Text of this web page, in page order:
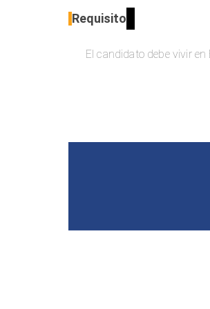
Requisito
El candidato debe vivir